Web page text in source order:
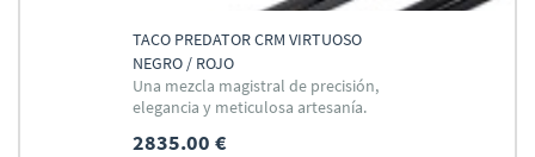
TACO PREDATOR CRM VIRTUOSO
NEGRO / ROJO
Una mezcla magistral de precisión,
elegancia y meticulosa artesanía.
2835.00 €